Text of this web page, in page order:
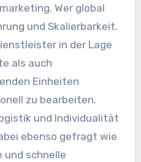
Wer global
und Skalierbarkeit.
in der Lage
als auch
Einheiten
zu bearbeiten.
und Individualität
ebenso gefragt wie
schnelle